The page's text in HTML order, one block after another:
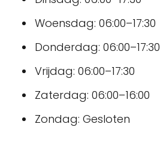
Woensdag: 06:00–17:30
Donderdag: 06:00–17:30
Vrijdag: 06:00–17:30
Zaterdag: 06:00–16:00
Zondag: Gesloten